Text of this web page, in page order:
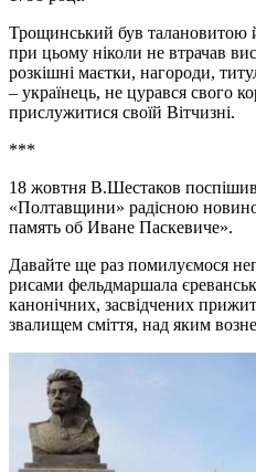
Трощинський був
при цьому ніколи не втрачав
розкішні маєтки, нагороди,
– українець, не цурався свого
прислужитися своїй Вітчизні.
***
18 жовтня В.Шестаков поспішив
«Полтавщини» радісною
память об Иване Паскевиче».
Давайте ще раз помилуємося
рисами фельдмаршала
канонічних, засвідчених
звалищем сміття, над яким